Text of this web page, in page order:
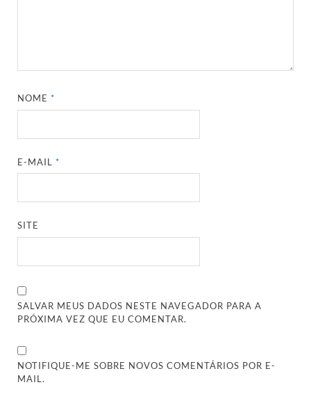
NOME*
E-MAIL*
SITE
SALVAR MEUS DADOS NESTE NAVEGADOR PARA A
PRÓXIMA VEZ QUE EU COMENTAR.
NOTIFIQUE-ME SOBRE NOVOS COMENTÁRIOS POR E-
MAIL.